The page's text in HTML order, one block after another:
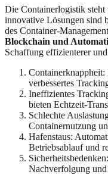
Die Containerlogistik
innovative Lösungen sind
des Container-
Blockchain und
Schaffung effizienterer
verbessertes
Ineffizientes
bieten Echtzeit-
Schlechte
Containernutzung
Hafenstaus:
Betriebsablauf und
Nachverfolgung